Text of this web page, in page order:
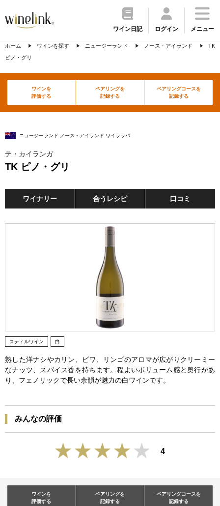
ワイン日記 ログイン メニュー
ホーム ワインを探す ニュージーランド ノース・アイランド
TK
ピノ・グリ
ワインを
評価する
ペアリングを
記録する
ペアリングコースを
記録する
ニュージーランド ノース・アイランド ワイララパ
テ・カイランガ
TK ピノ・グリ
ワイナリー 合うレシピ 口コミ
スティルワイン 白
熟した洋ナシやカリン、ビワ、リンゴのアロマが広がりクリーミー
なナッツ、スパイス香を持ちます。程よいボリューム感と奥行があ
り、フェノリックで長い余韻が魅力の白ワインです。
みんなの評価
4
ワインを
評価する
ペアリングを
記録する
ペアリングコースを
記録する